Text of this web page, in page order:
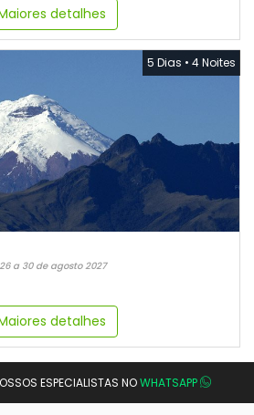
detalhes
5 Dias • 4 Noites
a 30 de agosto 2027
detalhes
ESPECIALISTAS NOWHATSAPP